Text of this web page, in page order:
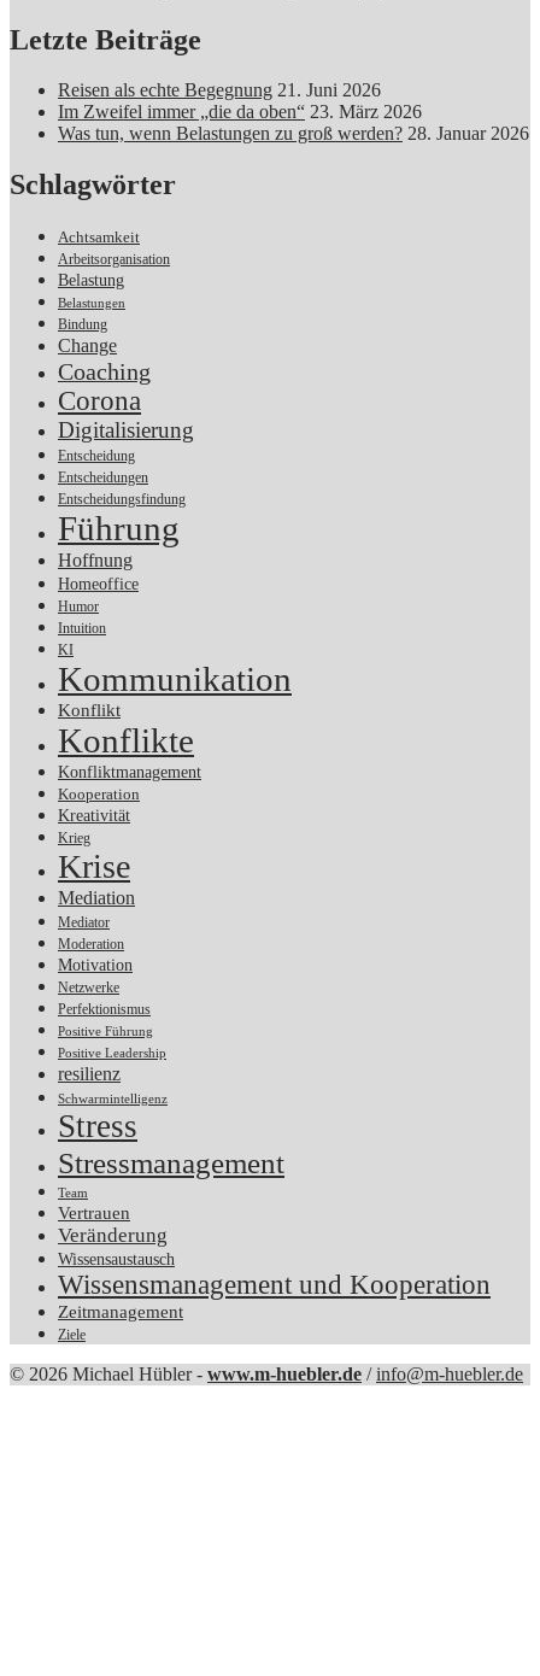
Letzte Beiträge
Reisen als echte Begegnung 21. Juni 2026
Im Zweifel immer „die da oben“ 23. März 2026
Was tun, wenn Belastungen zu groß werden? 28. Januar 2026
Schlagwörter
Achtsamkeit
Arbeitsorganisation
Belastung
Belastungen
Bindung
Change
Coaching
Corona
Digitalisierung
Entscheidung
Entscheidungen
Entscheidungsfindung
Führung
Hoffnung
Homeoffice
Humor
Intuition
KI
Kommunikation
Konflikt
Konflikte
Konfliktmanagement
Kooperation
Kreativität
Krieg
Krise
Mediation
Mediator
Moderation
Motivation
Netzwerke
Perfektionismus
Positive Führung
Positive Leadership
resilienz
Schwarmintelligenz
Stress
Stressmanagement
Team
Vertrauen
Veränderung
Wissensaustausch
Wissensmanagement und Kooperation
Zeitmanagement
Ziele
© 2026 Michael Hübler - www.m-huebler.de /info@m-huebler.de